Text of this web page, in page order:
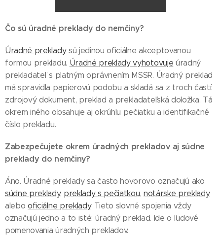
Čo sú úradné preklady do nemčiny?
Úradné prekladysú jedinou oficiálne akceptovanou
formou prekladu. Úradné preklady vyhotovuje úradný
prekladateľ s platným oprávnením MSSR. Úradný preklad
má spravidla papierovú podobu a skladá sa z troch častí:
zdrojový dokument, preklad a prekladateľská doložka. Tá
okrem iného obsahuje aj okrúhlu pečiatku a identifikačné
číslo prekladu.
Zabezpečujete okrem úradných prekladov aj súdne
preklady do nemčiny?
Áno. Úradné preklady sa často hovorovo označujú ako
súdne preklady, preklady s pečiatkou, notárske preklady
alebooficiálne preklady. Tieto slovné spojenia vždy
označujú jedno a to isté: úradný preklad. Ide o ľudové
pomenovania úradných prekladov.